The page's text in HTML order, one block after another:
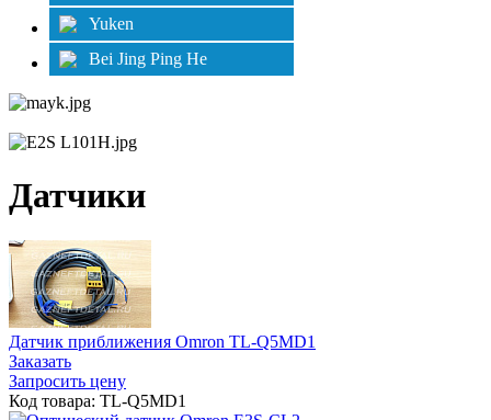
Yuken
Bei Jing Ping He
Датчики
Датчик приближения Omron TL-Q5MD1
Заказать
Запросить цену
Код товара: TL-Q5MD1